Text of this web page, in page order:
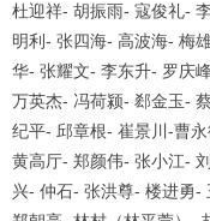
杜迎祥- 胡振雨- 寇俊礼-
明利 - 张四海- 高波海- 梅
华- 张耀文- 李东升- 罗庆
万英杰- 冯荷颍- 郄金玉-
纪平- 邱章根- 崔景川 -曹
黄高厅- 郑颜伟- 张小江-
兴- 仲石- 张洪尊- 楼进勇-